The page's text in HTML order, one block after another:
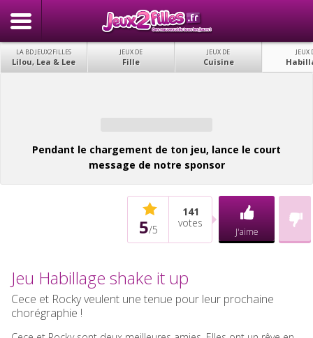
LA BD JEUX2FILLES
Lilou, Lea & Lee
JEUX DE
Fille
JEUX DE
Cuisine
JEUX
Pendant le chargement de ton jeu, lance le court
message de notre sponsor
5/5
141
votes
J'aime
Jeu Habillage shake it up
Cece et Rocky veulent une tenue pour leur prochaine
chorégraphie !